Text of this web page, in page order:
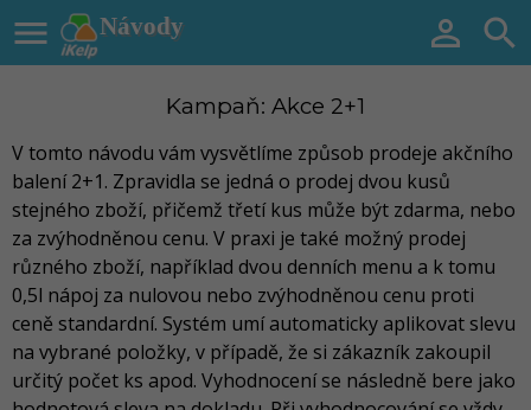
Návody
  
Kampaň: Akce 2+1
V tomto návodu vám vysvětlíme způsob prodeje akčního
balení 2+1. Zpravidla se jedná o prodej dvou kusů
stejného zboží, přičemž třetí kus může být zdarma, nebo
za zvýhodněnou cenu. V praxi je také možný prodej
různého zboží, například dvou denních menu a k tomu
0,5l nápoj za nulovou nebo zvýhodněnou cenu proti
ceně standardní. Systém umí automaticky aplikovat slevu
na vybrané položky, v případě, že si zákazník zakoupil
určitý počet ks apod. Vyhodnocení se následně bere jako